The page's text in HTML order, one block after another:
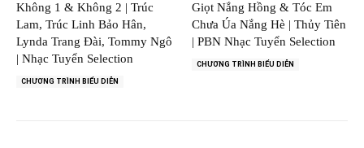
Không 1 & Không 2 | Trúc
Lam, Trúc Linh Bảo Hân,
Lynda Trang Đài, Tommy Ngô
| Nhạc Tuyển Selection
CHƯƠNG TRÌNH BIỂU DIỄN
Giọt Nắng Hồng & Tóc Em
Chưa Úa Nắng Hè | Thủy Tiên
| PBN Nhạc Tuyển Selection
CHƯƠNG TRÌNH BIỂU DIỄN